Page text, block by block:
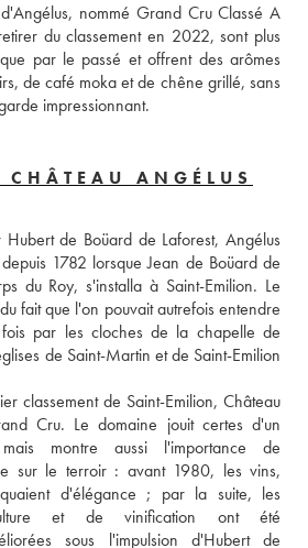
nommé Grand Cru Classé A
du classement en 2022, sont plus
par le passé et offrent des arômes
de café moka et de chêne grillé, sans
impressionnant.
ANGÉLUS
de Boüard de Laforest, Angélus
1782 lorsque Jean de Boüard de
du Roy, s'installa à Saint-Emilion. Le
fait que l'on pouvait autrefois entendre
par les cloches de la chapelle de
de Saint-Martin et de Saint-Emilion
classement de Saint-Emilion, Château
Cru. Le domaine jouit certes d'un
montre aussi l'importance de
sur le terroir : avant 1980, les vins,
d'élégance ; par la suite, les
et de vinification ont été
sous l'impulsion d'Hubert de